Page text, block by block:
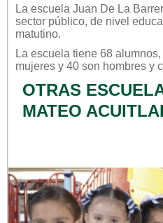
La escuela Juan De La
sector público, de nivel
matutino.
La escuela tiene 68
mujeres y 40 son hombres y
OTRAS
MATEO